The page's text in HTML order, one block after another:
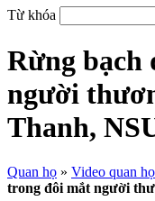
Từ khóa
Rừng bạch
người
Thanh,
Quan họ » Video quan họ
trong đôi mắt người